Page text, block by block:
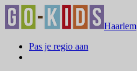
Haarlem
Pas je regio aan